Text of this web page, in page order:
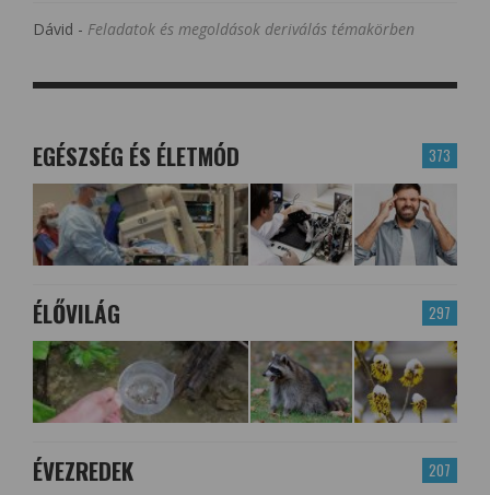
Dávid - Feladatok és megoldások deriválás témakörben
373
EGÉSZSÉG ÉS ÉLETMÓD
297
ÉLŐVILÁG
207
ÉVEZREDEK